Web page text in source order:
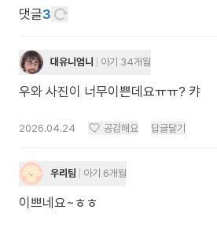
댓글3
대유니엄니 아기 34개월
우와 사진이 너무이쁜데요ㅠㅠ? 캬
2026.04.24 공감해요 답글달기
우리팀 아기 6개월
이쁘네요~ㅎㅎ